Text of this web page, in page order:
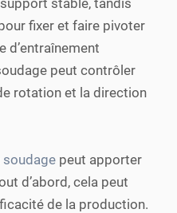
stable, tandis
fixer et faire pivoter
d’entraînement
peut contrôler
rotation et la direction
peut apporter
d’abord, cela peut
de la production.